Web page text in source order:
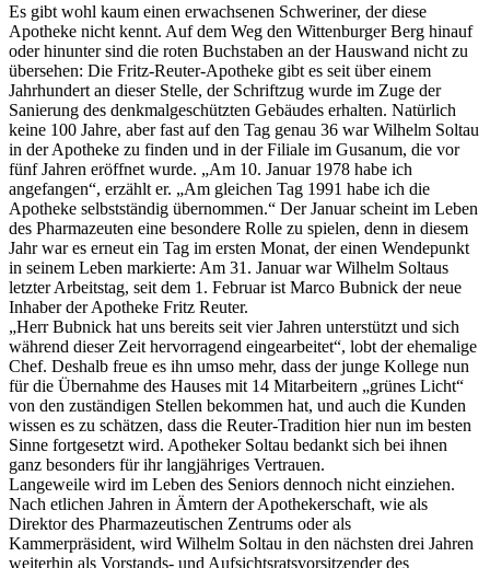
Es gibt wohl kaum einen erwachsenen Schweriner, der diese
Apotheke nicht kennt. Auf dem Weg den Wittenburger Berg hinauf
oder hinunter sind die roten Buchstaben an der Hauswand nicht zu
übersehen: Die Fritz-Reuter-Apotheke gibt es seit über einem
Jahrhundert an dieser Stelle, der Schriftzug wurde im Zuge der
Sanierung des denkmalgeschützten Gebäudes erhalten. Natürlich
keine 100 Jahre, aber fast auf den Tag genau 36 war Wilhelm Soltau
in der Apotheke zu finden und in der Filiale im Gusanum, die vor
fünf Jahren eröffnet wurde. „Am 10. Januar 1978 habe ich
angefangen“, erzählt er. „Am gleichen Tag 1991 habe ich die
Apotheke selbstständig übernommen.“ Der Januar scheint im Leben
des Pharmazeuten eine besondere Rolle zu spielen, denn in diesem
Jahr war es erneut ein Tag im ersten Monat, der einen Wendepunkt
in seinem Leben markierte: Am 31. Januar war Wilhelm Soltaus
letzter Arbeitstag, seit dem 1. Februar ist Marco Bubnick der neue
Inhaber der Apotheke Fritz Reuter.
„Herr Bubnick hat uns bereits seit vier Jahren unterstützt und sich
während dieser Zeit hervorragend eingearbeitet“, lobt der ehemalige
Chef. Deshalb freue es ihn umso mehr, dass der junge Kollege nun
für die Übernahme des Hauses mit 14 Mitarbeitern „grünes Licht“
von den zuständigen Stellen bekommen hat, und auch die Kunden
wissen es zu schätzen, dass die Reuter-Tradition hier nun im besten
Sinne fortgesetzt wird. Apotheker Soltau bedankt sich bei ihnen
ganz besonders für ihr langjähriges Vertrauen.
Langeweile wird im Leben des Seniors dennoch nicht einziehen.
Nach etlichen Jahren in Ämtern der Apothekerschaft, wie als
Direktor des Pharmazeutischen Zentrums oder als
Kammerpräsident, wird Wilhelm Soltau in den nächsten drei Jahren
weiterhin als Vorstands- und Aufsichtsratsvorsitzender des